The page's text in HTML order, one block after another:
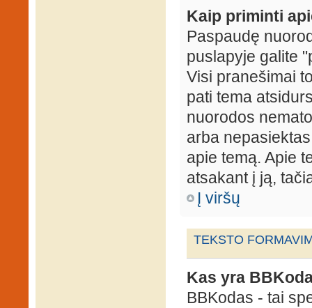
Kaip priminti
Paspaudę
puslapyje galite
Visi pranešimai
pati tema
nuorodos
arba
apie temą. Apie
atsakant į ją,
Į viršų
TEKSTO
Kas yra
BBKodas - tai